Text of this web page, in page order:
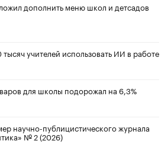
дополнить меню школ и детсадов
учителей использовать ИИ в работе
для школы подорожал на 6,3%
научно-публицистического журнала
№ 2 (2026)